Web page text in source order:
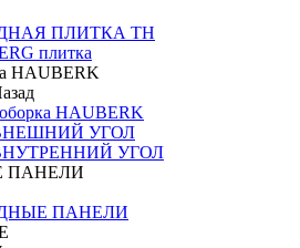
ПЛИТКА ТН
плитка
HAUBERK
HAUBERK
УГОЛ
УГОЛ
ПАНЕЛИ
ПАНЕЛИ